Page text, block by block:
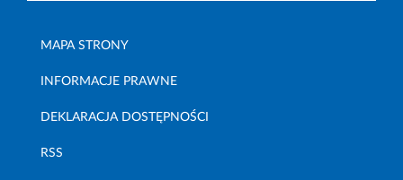
MAPA STRONY
INFORMACJE PRAWNE
DEKLARACJA DOSTĘPNOŚCI
RSS